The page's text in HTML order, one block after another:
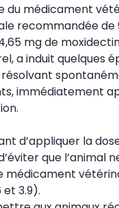
du médicament
recommandée de
mg de
a induit quelques
immédiatement
d’appliquer la
que l’animal
médicament
et 3.9).